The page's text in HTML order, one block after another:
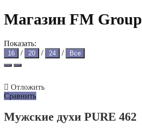
Магазин FM Group
Показать:
16 / 20 / 24 / Все
Отложить
Сравнить
Мужские духи PURE 462